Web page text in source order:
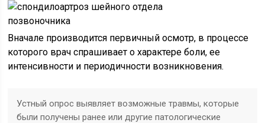
Вначале производится первичный осмотр, в процессе
которого врач спрашивает о характере боли, ее
интенсивности и периодичности возникновения.
Устный опрос выявляет возможные травмы, которые
были получены ранее или другие патологические